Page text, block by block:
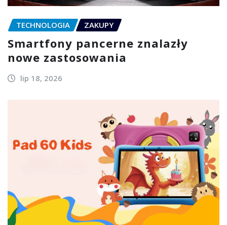
TECHNOLOGIA ZAKUPY
Smartfony pancerne znalazły
nowe zastosowania
lip 18, 2026